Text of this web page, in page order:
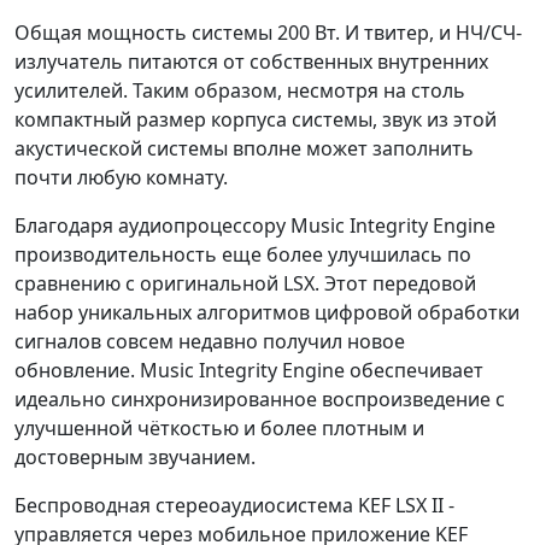
Общая мощность системы 200 Вт. И твитер, и НЧ/СЧ-
излучатель питаются от собственных внутренних
усилителей. Таким образом, несмотря на столь
компактный размер корпуса системы, звук из этой
акустической системы вполне может заполнить
почти любую комнату.
Благодаря аудиопроцессору Music Integrity Engine
производительность еще более улучшилась по
сравнению с оригинальной LSX. Этот передовой
набор уникальных алгоритмов цифровой обработки
сигналов совсем недавно получил новое
обновление. Music Integrity Engine обеспечивает
идеально синхронизированное воспроизведение с
улучшенной чёткостью и более плотным и
достоверным звучанием.
Беспроводная стереоаудиосистема KEF LSX II -
управляется через мобильное приложение KEF